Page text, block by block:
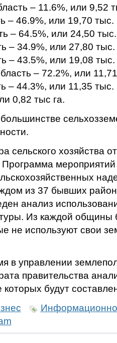
– 11.6%, или 9,52
– 46.9%, или 19,70 тыс.
– 64.5%, или 24,50 тыс.
– 34.9%, или 27,80 тыс.
– 43.5%, или 19,08 тыс.
– 72.2%, или
– 44.3%, или 11,35 тыс.
0,82 тыс га.
сельского хозяйства
из 37 бывших
анализ
Из каждой
не используют свои
в управлении
правительства
которых будут